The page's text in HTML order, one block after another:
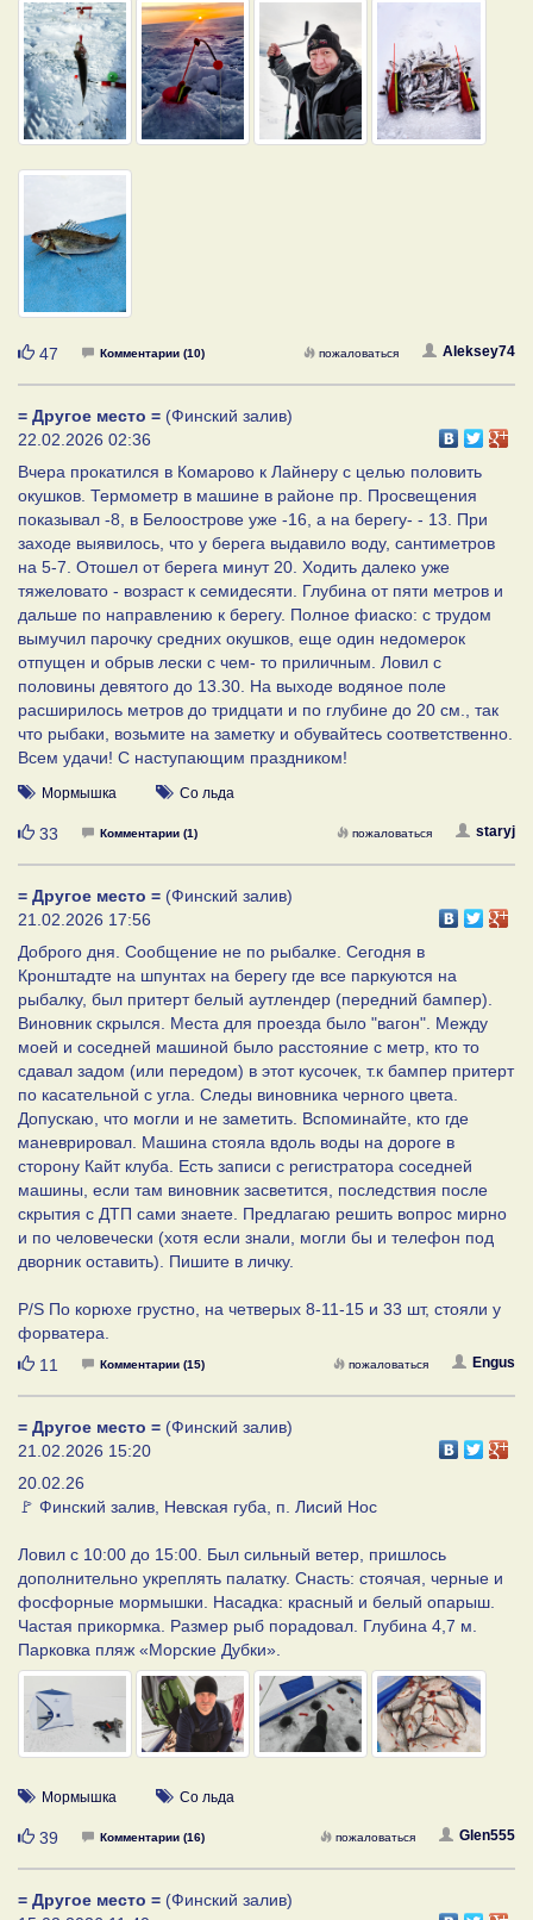
Нравится
47 Комментарии (10) Aleksey74
пожаловаться
= Другое место = (Финский залив)
22.02.2026 02:36
Вчера прокатился в Комарово к Лайнеру с целью половить
окушков. Термометр в машине в районе пр. Просвещения
показывал -8, в Белоострове уже -16, а на берегу- - 13. При
заходе выявилось, что у берега выдавило воду, сантиметров
на 5-7. Отошел от берега минут 20. Ходить далеко уже
тяжеловато - возраст к семидесяти. Глубина от пяти метров и
дальше по направлению к берегу. Полное фиаско: с трудом
вымучил парочку средних окушков, еще один недомерок
отпущен и обрыв лески с чем- то приличным. Ловил с
половины девятого до 13.30. На выходе водяное поле
расширилось метров до тридцати и по глубине до 20 см., так
что рыбаки, возьмите на заметку и обувайтесь соответственно.
Всем удачи! С наступающим праздником!
Мормышка Со льда
Нравится
33 Комментарии (1) staryj
пожаловаться
= Другое место = (Финский залив)
21.02.2026 17:56
Доброго дня. Сообщение не по рыбалке. Сегодня в
Кронштадте на шпунтах на берегу где все паркуются на
рыбалку, был притерт белый аутлендер (передний бампер).
Виновник скрылся. Места для проезда было "вагон". Между
моей и соседней машиной было расстояние с метр, кто то
сдавал задом (или передом) в этот кусочек, т.к бампер притерт
по касательной с угла. Следы виновника черного цвета.
Допускаю, что могли и не заметить. Вспоминайте, кто где
маневрировал. Машина стояла вдоль воды на дороге в
сторону Кайт клуба. Есть записи с регистратора соседней
машины, если там виновник засветится, последствия после
скрытия с ДТП сами знаете. Предлагаю решить вопрос мирно
и по человечески (хотя если знали, могли бы и телефон под
дворник оставить). Пишите в личку.
P/S По корюхе грустно, на четверых 8-11-15 и 33 шт, стояли у
форватера.
Нравится
11 Комментарии (15) Engus
пожаловаться
= Другое место = (Финский залив)
21.02.2026 15:20
20.02.26
🚩 Финский залив, Невская губа, п. Лисий Нос
Ловил с 10:00 до 15:00. Был сильный ветер, пришлось
дополнительно укреплять палатку. Снасть: стоячая, черные и
фосфорные мормышки. Насадка: красный и белый опарыш.
Частая прикормка. Размер рыб порадовал. Глубина 4,7 м.
Парковка пляж «Морские Дубки».
Мормышка Со льда
Нравится
39 Комментарии (16) Glen555
пожаловаться
= Другое место = (Финский залив)